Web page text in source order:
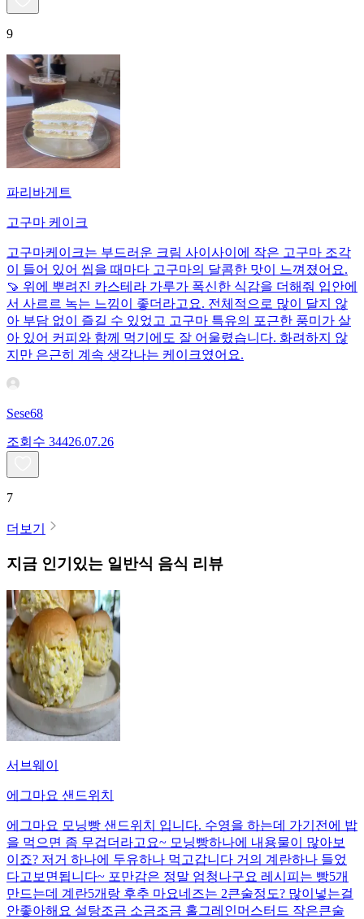
9
파리바게트
고구마 케이크
고구마케이크는 부드러운 크림 사이사이에 작은 고구마 조각
이 들어 있어 씹을 때마다 고구마의 달콤한 맛이 느껴졌어요.
🍠 위에 뿌려진 카스테라 가루가 폭신한 식감을 더해줘 입안에
서 사르르 녹는 느낌이 좋더라고요. 전체적으로 많이 달지 않
아 부담 없이 즐길 수 있었고 고구마 특유의 포근한 풍미가 살
아 있어 커피와 함께 먹기에도 잘 어울렸습니다. 화려하지 않
지만 은근히 계속 생각나는 케이크였어요.
Sese68
조회수 34426.07.26
7
더보기
지금 인기있는 일반식 음식 리뷰
서브웨이
에그마요 샌드위치
에그마요 모닝빵 샌드위치 입니다. 수영을 하는데 가기전에 밥
을 먹으면 좀 무겁더라고요~ 모닝빵하나에 내용물이 많아보
이죠? 저거 하나에 두유하나 먹고갑니다 거의 계란하나 들었
다고보면됩니다~ 포만감은 정말 엄청나구요 레시피는 빵5개
만드는데 계란5개랑 후추 마요네즈는 2큰술정도? 많이넣는걸
안좋아해요 설탕조금 소금조금 홀그레인머스터드 작은큰술